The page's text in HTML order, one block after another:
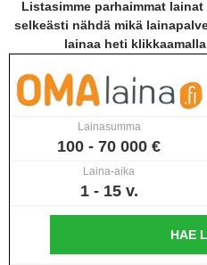
Listasimme parhaimmat
selkeästi nähdä mikä
lainaa heti
Lainasumma
100 - 70 000 €
Laina-aika
1 - 15 v.
HAE